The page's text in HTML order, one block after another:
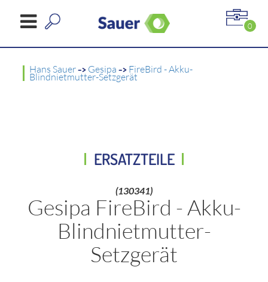
0
Hans Sauer-> Gesipa -> FireBird - Akku-
Blindnietmutter-Setzgerät
ERSATZTEILE
(130341)
Gesipa FireBird - Akku-
Blindnietmutter-
Setzgerät